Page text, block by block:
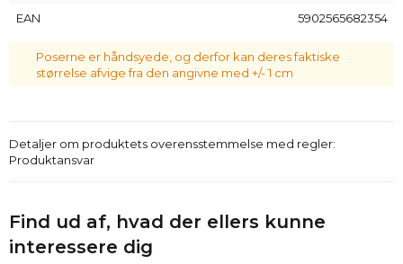
EAN
5902565682354
Poserne er håndsyede, og derfor kan deres faktiske
størrelse afvige fra den angivne med +/- 1 cm
Detaljer om produktets overensstemmelse med regler:
Produktansvar
Find ud af, hvad der ellers kunne
interessere dig